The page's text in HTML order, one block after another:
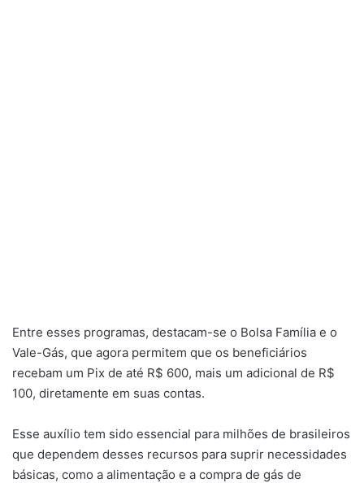
Entre esses programas, destacam-se o Bolsa Família e o
Vale-Gás, que agora permitem que os beneficiários
recebam um Pix de até R$ 600, mais um adicional de R$
100, diretamente em suas contas.
Esse auxílio tem sido essencial para milhões de brasileiros
que dependem desses recursos para suprir necessidades
básicas, como a alimentação e a compra de gás de